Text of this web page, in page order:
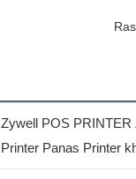
Zywell POS PRINTER
Printer Panas Printer